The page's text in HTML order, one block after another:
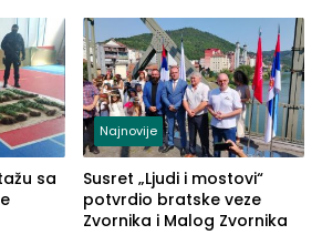
sa
Najnovije
Susret „Ljudi i mostovi“
potvrdio bratske veze
Zvornika i Malog Zvornika